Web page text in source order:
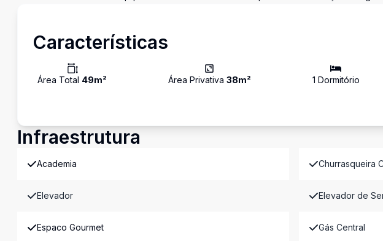
Características
Área Total 49m² Área Privativa 38m² 1 Dormitório
Infraestrutura
Academia Churrasqueira
Elevador Elevador de
Espaco Gourmet Gás Central